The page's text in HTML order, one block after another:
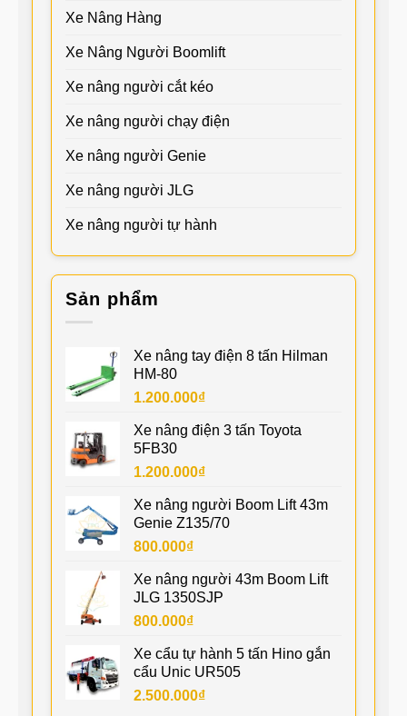
Xe Nâng Hàng
Xe Nâng Người Boomlift
Xe nâng người cắt kéo
Xe nâng người chạy điện
Xe nâng người Genie
Xe nâng người JLG
Xe nâng người tự hành
Sản phẩm
Xe nâng tay điện 8 tấn Hilman
HM-80
1.200.000₫
Xe nâng điện 3 tấn Toyota
5FB30
1.200.000₫
Xe nâng người Boom Lift 43m
Genie Z135/70
800.000₫
Xe nâng người 43m Boom Lift
JLG 1350SJP
800.000₫
Xe cẩu tự hành 5 tấn Hino gắn
cẩu Unic UR505
2.500.000₫